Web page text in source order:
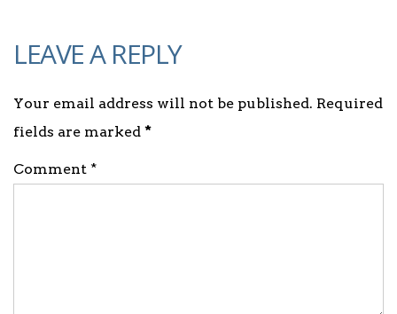
LEAVE A REPLY
Your email address will not be published. Required
fields are marked *
Comment *